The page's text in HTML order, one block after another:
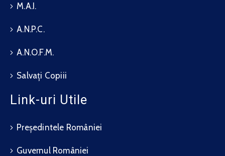
M.A.I.
A.N.P.C.
A.N.O.F.M.
Salvați Copiii
Link-uri Utile
Președintele României
Guvernul României